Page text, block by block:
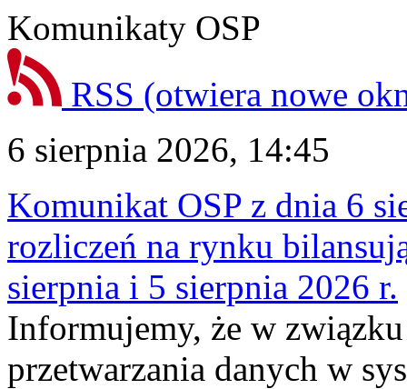
Komunikaty OSP
RSS (otwiera nowe
6 sierpnia 2026, 14:45
Komunikat OSP z dnia 6
rozliczeń na rynku
sierpnia i 5 sierpnia 2026 r.
Informujemy, że w
przetwarzania danych w